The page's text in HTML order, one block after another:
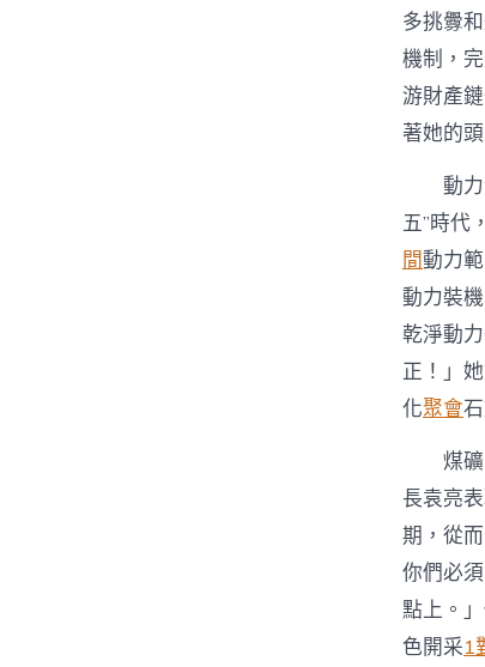
多挑釁
機制，
游財產
著她的
動
五”時代
間動力
動力裝
乾淨動
正！」
化聚會
煤
長袁亮
期，從
你們必
點上。
色開采1